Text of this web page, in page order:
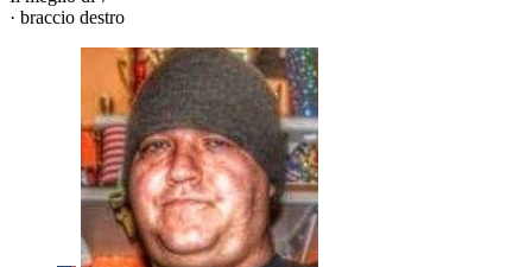
· braccio destro